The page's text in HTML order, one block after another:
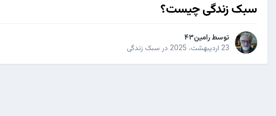
سبک زندگی چیست؟
توسط رامین۴۳
23 اردیبهشت، 2025
در سبک زندگی